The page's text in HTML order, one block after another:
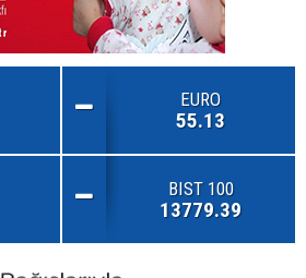
EURO
55.13
BIST 100
13779.39